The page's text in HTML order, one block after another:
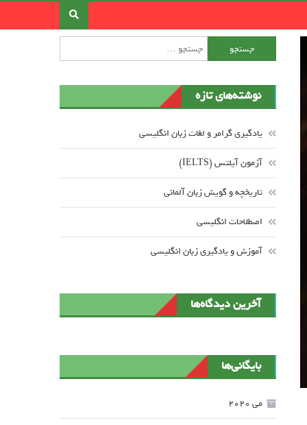
جستجو برای:
نوشته‌های تازه
یادگیری گرامر و لغات زبان انگلیسی
آزمون آیلتس (IELTS)
تاریخچه و گویش زبان آلمانی
اصطلاحات انگلیسی
آموزش و یادگیری زبان انگلیسی
آخرین دیدگاه‌ها
بایگانی‌ها
می 2020